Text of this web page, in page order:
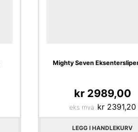
Mighty Seven
kr2989,00
eks mva: kr2391,20
LEGG I HANDLEKURV